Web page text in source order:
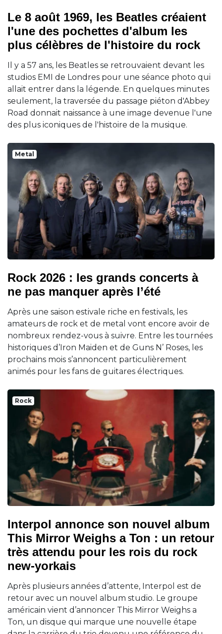
Le 8 août 1969, les Beatles créaient
l'une des pochettes d'album les
plus célèbres de l'histoire du rock
Il y a 57 ans, les Beatles se retrouvaient devant les
studios EMI de Londres pour une séance photo qui
allait entrer dans la légende. En quelques minutes
seulement, la traversée du passage piéton d'Abbey
Road donnait naissance à une image devenue l'une
des plus iconiques de l'histoire de la musique.
Metal
Rock 2026 : les grands concerts à
ne pas manquer après l’été
Après une saison estivale riche en festivals, les
amateurs de rock et de metal vont encore avoir de
nombreux rendez-vous à suivre. Entre les tournées
historiques d’Iron Maiden et de Guns N’ Roses, les
prochains mois s’annoncent particulièrement
animés pour les fans de guitares électriques.
Rock
Interpol annonce son nouvel album
This Mirror Weighs a Ton : un retour
très attendu pour les rois du rock
new-yorkais
Après plusieurs années d’attente, Interpol est de
retour avec un nouvel album studio. Le groupe
américain vient d’annoncer This Mirror Weighs a
Ton, un disque qui marque une nouvelle étape